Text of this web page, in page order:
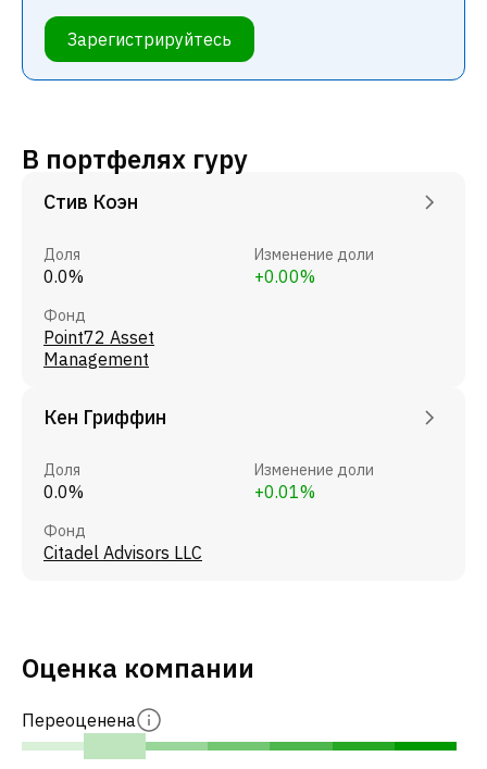
Зарегистрируйтесь
В портфелях гуру
Стив Коэн
Доля
0.0%
Изменение доли
+0.00%
Фонд
Point72 Asset
Management
Кен Гриффин
Доля
0.0%
Изменение доли
+0.01%
Фонд
Citadel Advisors LLC
Оценка компании
Переоценена